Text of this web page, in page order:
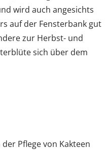
wird auch angesichts
auf der Fensterbank gut
zur Herbst- und
sich über dem
Pflege von Kakteen